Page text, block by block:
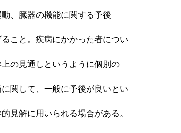
、臓器の機能に関する予後
こと。疾病にかかった者につい
の見通しというように個別の
関して、一般に予後が良いとい
見解に用いられる場合がある。